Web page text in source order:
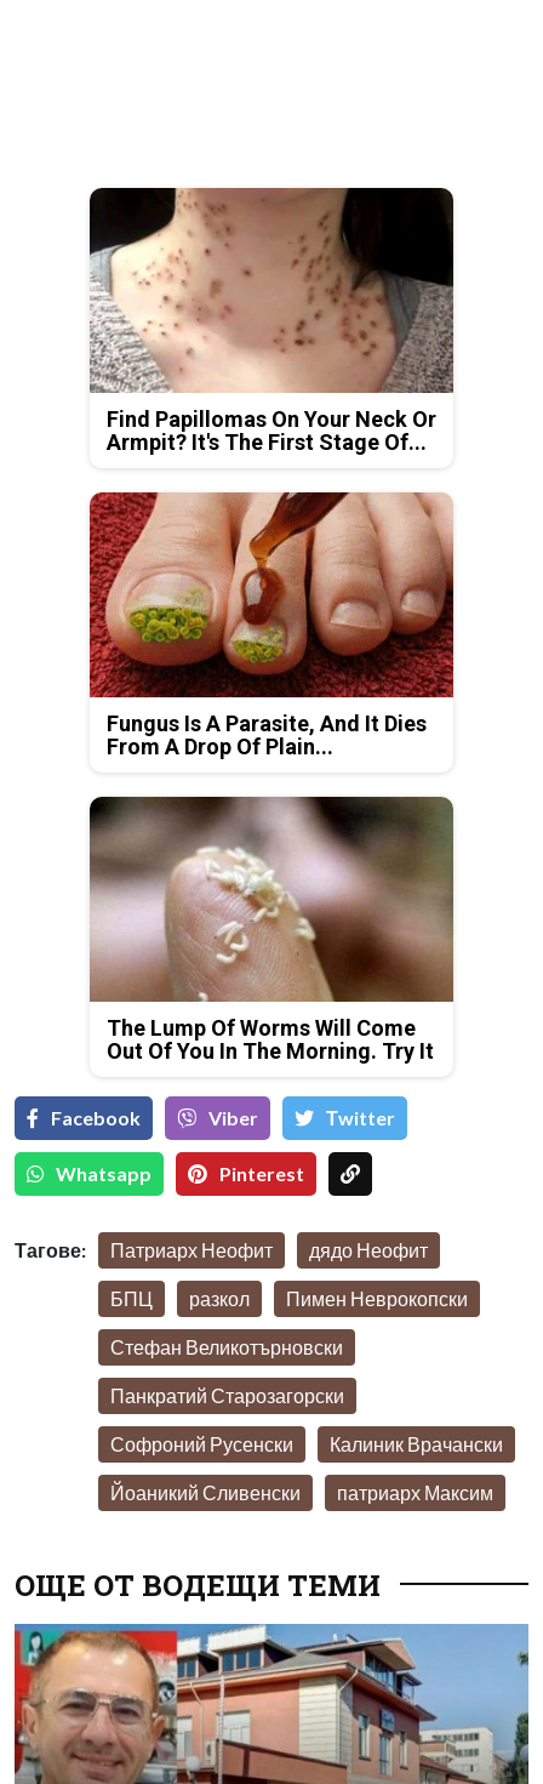
Find Papillomas On Your Neck Or
Armpit? It's The First Stage Of...
Fungus Is A Parasite, And It Dies
From A Drop Of Plain...
The Lump Of Worms Will Come
Out Of You In The Morning. Try It
Facebook Viber Тwitter
Whatsapp Pinterest
Тагове: Патриарх Неофит дядо Неофит
БПЦ разкол Пимен Неврокопски
Стефан Великотърновски
Панкратий Старозагорски
Софроний Русенски Калиник Врачански
Йоаникий Сливенски патриарх Максим
ОЩЕ ОТ ВОДЕЩИ ТЕМИ